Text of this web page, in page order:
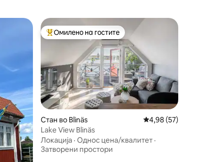
Меѓу најуспешните „Омилени на гостите“
Омилено на гостите
Стан во Blinäs Просечна оцена:
4,98 (57)
Lake View Blinäs
Локација · Однос цена/квалитет ·
Затворени простори